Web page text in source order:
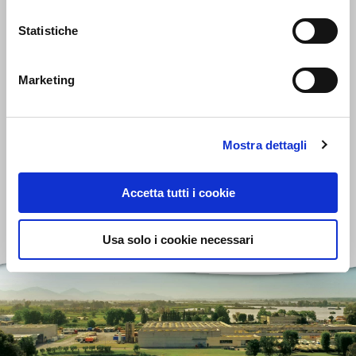
Statistiche
Marketing
Mostra dettagli
Accetta tutti i cookie
Usa solo i cookie necessari
L’intera filiera produttiva di Salov è sottoposta a costanti e
legislativi adeguati.
SCOPRI DI PIÙ